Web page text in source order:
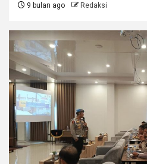
9 bulan ago Redaksi